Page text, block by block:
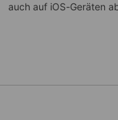
auch auf iOS-Geräten